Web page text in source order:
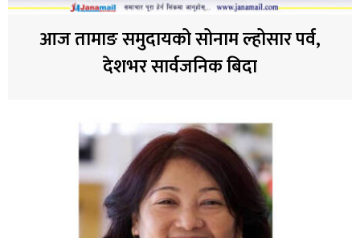
आज तामाङ समुदायको सोनाम ल्होसार पर्व,
देशभर सार्वजनिक बिदा